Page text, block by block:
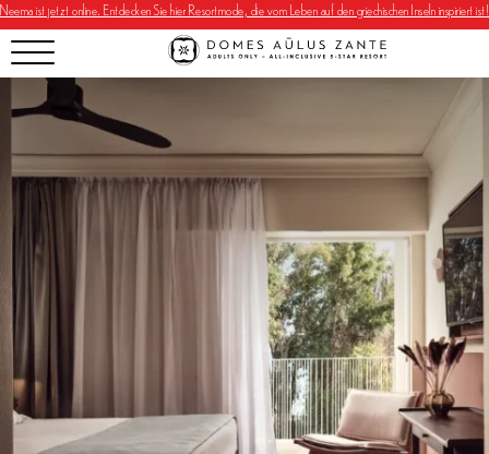
Neema ist jetzt online. Entdecken Sie hier Resortmode, die vom Leben auf den griechischen Inseln inspiriert ist!